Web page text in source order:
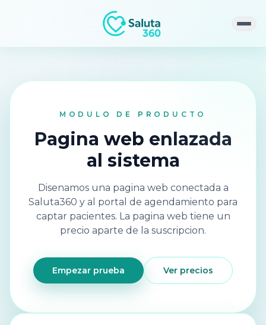
MODULO DE PRODUCTO
Pagina web enlazada
al sistema
Disenamos una pagina web conectada a
Saluta360 y al portal de agendamiento para
captar pacientes. La pagina web tiene un
precio aparte de la suscripcion.
Empezar prueba Ver precios